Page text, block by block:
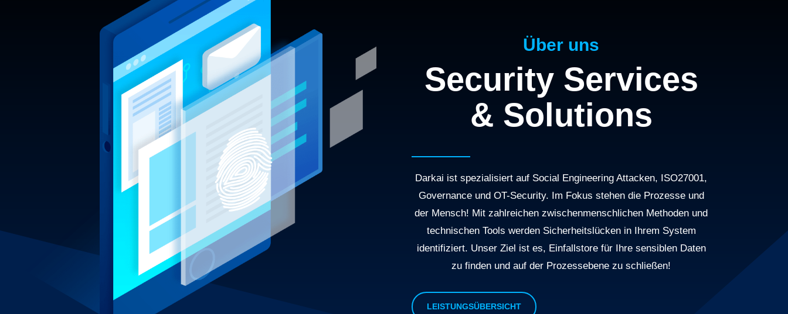
Über uns
Security Services
& Solutions
Darkai ist spezialisiert auf Social Engineering Attacken, ISO27001,
Governance und OT-Security. Im Fokus stehen die Prozesse und
der Mensch! Mit zahlreichen zwischenmenschlichen Methoden und
technischen Tools werden Sicherheitslücken in Ihrem System
identifiziert. Unser Ziel ist es, Einfallstore für Ihre sensiblen Daten
zu finden und auf der Prozessebene zu schließen!
LEISTUNGSÜBERSICHT